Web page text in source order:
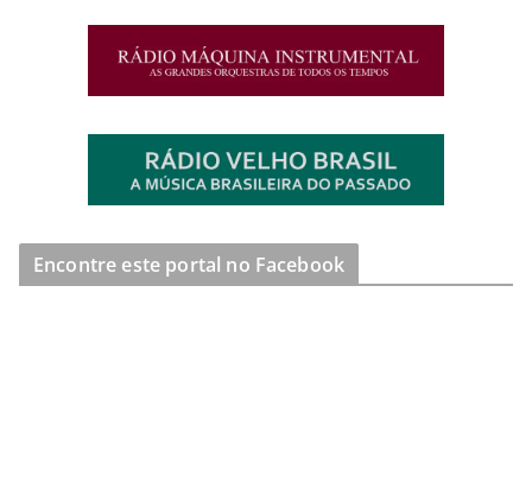
Encontre este portal no Facebook